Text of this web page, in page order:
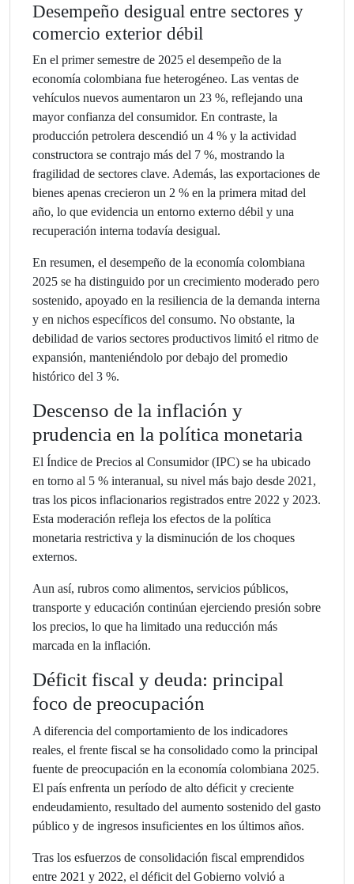
Desempeño desigual entre sectores y
comercio exterior débil
En el primer semestre de 2025 el desempeño de la
economía colombiana fue heterogéneo. Las ventas de
vehículos nuevos aumentaron un 23 %, reflejando una
mayor confianza del consumidor. En contraste, la
producción petrolera descendió un 4 % y la actividad
constructora se contrajo más del 7 %, mostrando la
fragilidad de sectores clave. Además, las exportaciones de
bienes apenas crecieron un 2 % en la primera mitad del
año, lo que evidencia un entorno externo débil y una
recuperación interna todavía desigual.
En resumen, el desempeño de la economía colombiana
2025 se ha distinguido por un crecimiento moderado pero
sostenido, apoyado en la resiliencia de la demanda interna
y en nichos específicos del consumo. No obstante, la
debilidad de varios sectores productivos limitó el ritmo de
expansión, manteniéndolo por debajo del promedio
histórico del 3 %.
Descenso de la inflación y
prudencia en la política monetaria
El Índice de Precios al Consumidor (IPC) se ha ubicado
en torno al 5 % interanual, su nivel más bajo desde 2021,
tras los picos inflacionarios registrados entre 2022 y 2023.
Esta moderación refleja los efectos de la política
monetaria restrictiva y la disminución de los choques
externos.
Aun así, rubros como alimentos, servicios públicos,
transporte y educación continúan ejerciendo presión sobre
los precios, lo que ha limitado una reducción más
marcada en la inflación.
Déficit fiscal y deuda: principal
foco de preocupación
A diferencia del comportamiento de los indicadores
reales, el frente fiscal se ha consolidado como la principal
fuente de preocupación en la economía colombiana 2025.
El país enfrenta un período de alto déficit y creciente
endeudamiento, resultado del aumento sostenido del gasto
público y de ingresos insuficientes en los últimos años.
Tras los esfuerzos de consolidación fiscal emprendidos
entre 2021 y 2022, el déficit del Gobierno volvió a